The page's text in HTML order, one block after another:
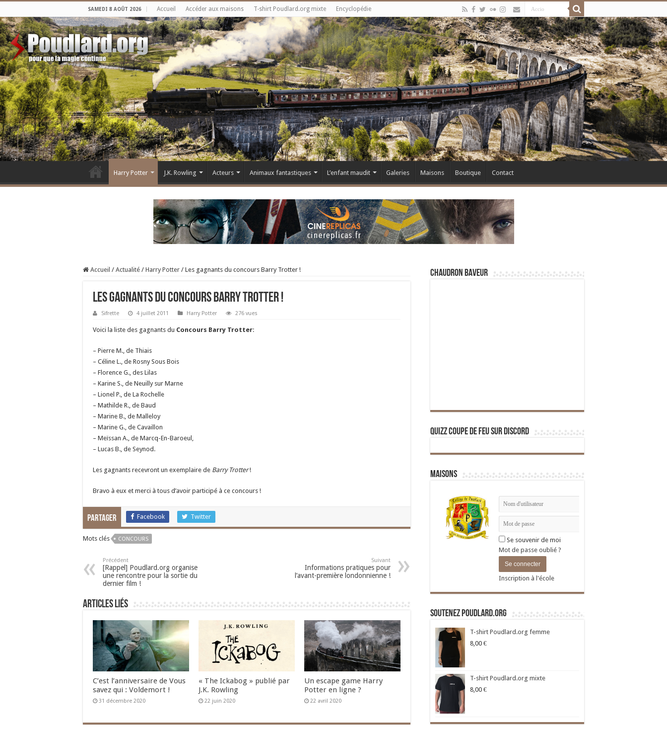
SAMEDI 8 AOÛT 2026 Accueil Accéder aux maisons T-shirt Poudlard.org mixte Encyclopédie
Harry Potter J.K. Rowling Acteurs Animaux fantastiques L’enfant maudit Galeries Maisons Boutique Contact
Accueil / Actualité / Harry Potter / Les gagnants du concours Barry Trotter !
Les gagnants du concours Barry Trotter !
Sifrette 4 juillet 2011 Harry Potter 276 vues
Voici la liste des gagnants du Concours Barry Trotter:
– Pierre M., de Thiais
– Céline L., de Rosny Sous Bois
– Florence G., des Lilas
– Karine S., de Neuilly sur Marne
– Lionel P., de La Rochelle
– Mathilde R., de Baud
– Marine B., de Malleloy
– Marine G., de Cavaillon
– Meïssan A., de Marcq-En-Baroeul,
– Lucas B., de Seynod.
Les gagnants recevront un exemplaire de Barry Trotter!
Bravo à eux et merci à tous d’avoir participé à ce concours !
Partager Facebook Twitter
Mots clés CONCOURS
Précédent
[Rappel] Poudlard.org organise
une rencontre pour la sortie du
dernier film !
Suivant
Informations pratiques pour
l’avant-première londonnienne !
Articles liés
C’est l’anniversaire de Vous
savez qui : Voldemort !
31 décembre 2020
« The Ickabog » publié par
J.K. Rowling
22 juin 2020
Un escape game Harry
Potter en ligne ?
22 avril 2020
Chaudron Baveur
Quizz Coupe de Feu sur Discord
Maisons
Se souvenir de moi
Mot de passe oublié ?
Inscription à l'école
Soutenez Poudlard.org
T-shirt Poudlard.org femme
8,00 €
T-shirt Poudlard.org mixte
8,00 €